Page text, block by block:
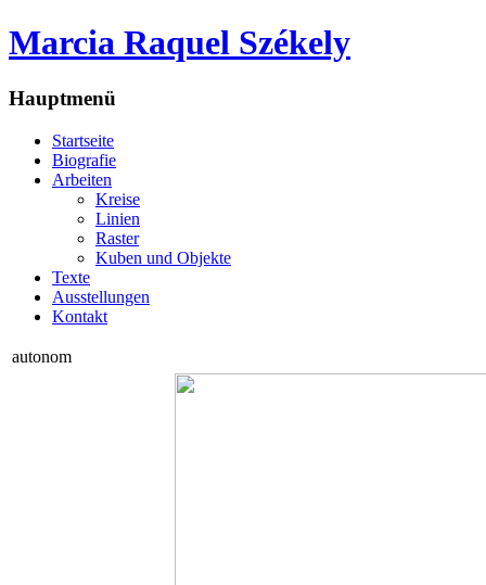
Marcia Raquel Székely
Hauptmenü
Startseite
Biografie
Arbeiten
Kreise
Linien
Raster
Kuben und Objekte
Texte
Ausstellungen
Kontakt
autonom